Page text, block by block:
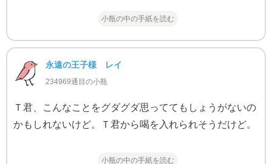
小瓶の中の手紙を読む
永遠の王子様 レイ
234969通目の小瓶
Ｔ君、こんなことをグダグダ思っててもしょうがないの
かもしれないけど。Ｔ君から喝を入れられそうだけど。
小瓶の中の手紙を読む